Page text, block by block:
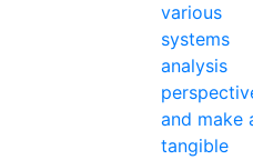
various
systems
analysis
and make
tangible